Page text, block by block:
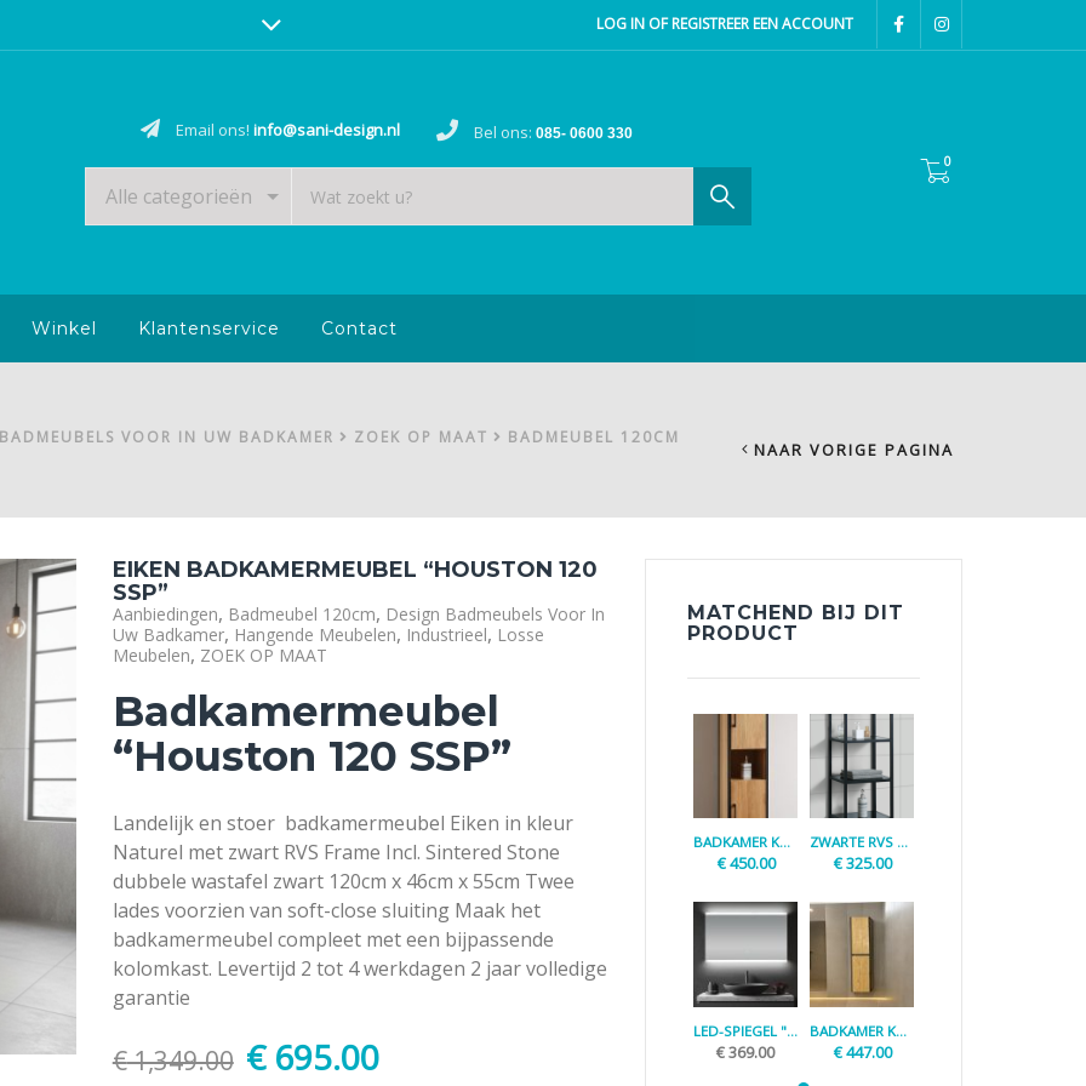
LOG IN OF REGISTREER EEN ACCOUNT
Email ons! info@sani-design.nl Bel ons: 085- 0600 330
Alle categorieën
0
Winkel Klantenservice Contact
VOOR IN UW BADKAMER ZOEK OP MAAT BADMEUBEL 120CM
NAAR VORIGE PAGINA
EIKEN BADKAMERMEUBEL “HOUSTON 120
SSP”
Aanbiedingen, Badmeubel 120cm, Design Badmeubels Voor In
Uw Badkamer, Hangende Meubelen, Industrieel, Losse
Meubelen, ZOEK OP MAAT
Badkamermeubel
“Houston 120 SSP”
Landelijk en stoer badkamermeubel Eiken in kleur
Naturel met zwart RVS Frame Incl. Sintered Stone
dubbele wastafel zwart 120cm x 46cm x 55cm Twee
lades voorzien van soft-close sluiting Maak het
badkamermeubel compleet met een bijpassende
kolomkast. Levertijd 2 tot 4 werkdagen 2 jaar volledige
garantie
€1,349.00 €695.00
MATCHEND BIJ DIT
PRODUCT
BADKAMER KOLOMKAST "NEW-AMSTERDAM"
€450.00
LED-SPIEGEL "VIRGO-120-LC"
€369.00
ZWARTE RVS KOLOMKAST "BK METAL"
€325.00
BADKAMER KOLOMKAST "PANAMA"
€447.00